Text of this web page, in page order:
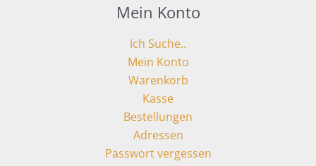
Mein Konto
Ich Suche..
Mein Konto
Warenkorb
Kasse
Bestellungen
Adressen
Passwort vergessen